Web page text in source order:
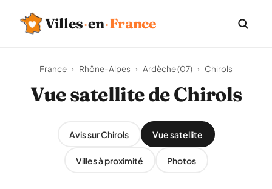
Villes·en·France
France › Rhône-Alpes › Ardèche (07) › Chirols
Vue satellite de Chirols
Avis sur Chirols Vue satellite
Villes à proximité Photos